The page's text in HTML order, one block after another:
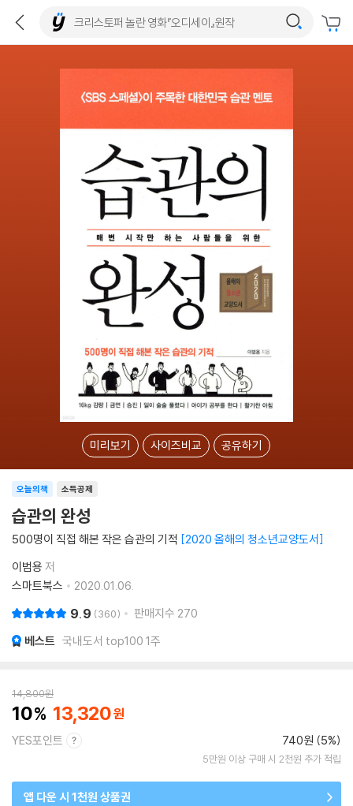
미리보기 사이즈비교 공유하기
소득공제
오늘의책
습관의 완성
500명이 직접 해본 작은 습관의 기적 2020 올해의 청소년교양도서
이범용 저
스마트북스
2020.01.06.
9.9 360 판매지수 270
베스트 국내도서 top100 1주
14,800원
10 13,320
YES포인트 740원 (5%)
5만원 이상 구매 시 2천원 추가 적립
앱 다운 시 1천원 상품권